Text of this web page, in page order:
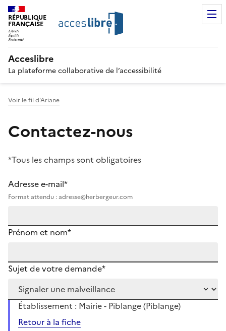
RÉPUBLIQUE
FRANÇAISE
Acceslibre
La plateforme collaborative de l’accessibilité
Voir le fil d'Ariane
Contactez-nous
*Tous les champs sont obligatoires
Adresse e-mail*
Format attendu : adresse@herbergeur.com
Prénom et nom*
Sujet de votre demande*
Établissement : Mairie - Piblange (Piblange)
Retour à la fiche